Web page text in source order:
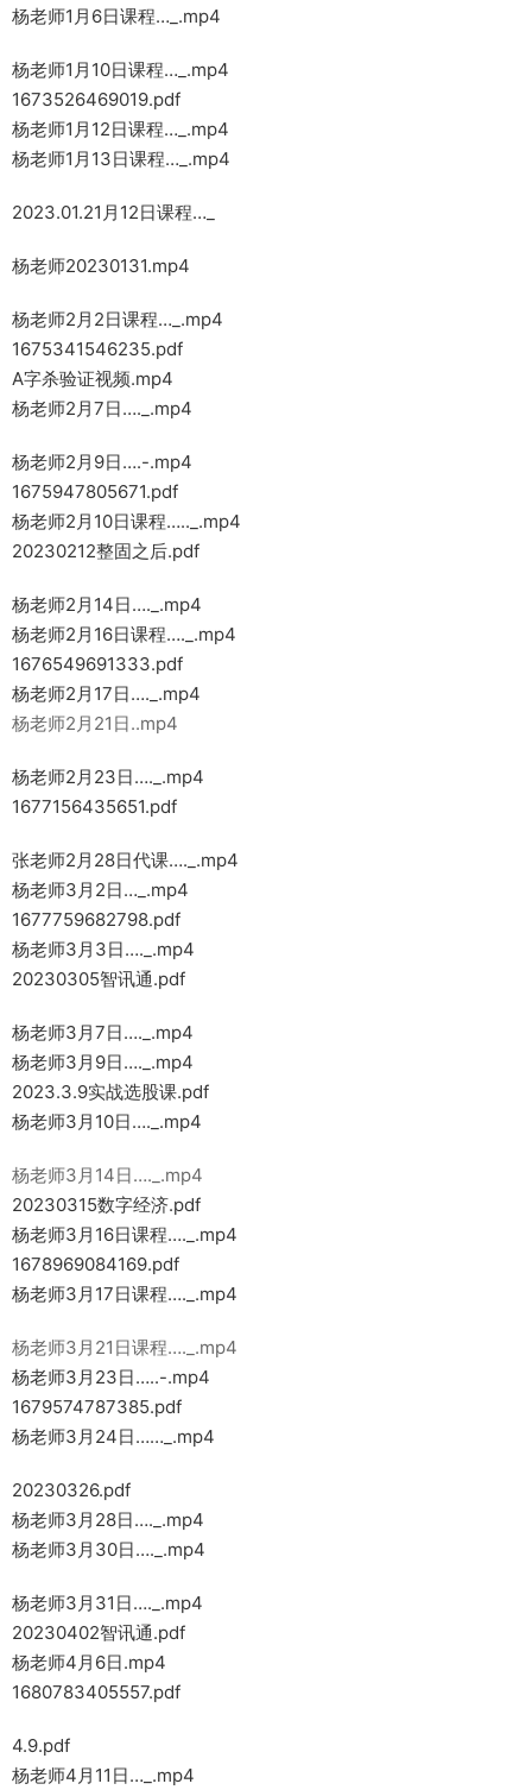
杨老师1月6日课程…_.mp4
杨老师1月10日课程…_.mp4
1673526469019.pdf
杨老师1月12日课程…_.mp4
杨老师1月13日课程…_.mp4
2023.01.21月12日课程…_
杨老师20230131.mp4
杨老师2月2日课程…_.mp4
1675341546235.pdf
A字杀验证视频.mp4
杨老师2月7日…._.mp4
杨老师2月9日….-.mp4
1675947805671.pdf
杨老师2月10日课程….._.mp4
20230212整固之后.pdf
杨老师2月14日…._.mp4
杨老师2月16日课程…._.mp4
1676549691333.pdf
杨老师2月17日…._.mp4
杨老师2月21日..mp4
杨老师2月23日…._.mp4
1677156435651.pdf
张老师2月28日代课…._.mp4
杨老师3月2日…_.mp4
1677759682798.pdf
杨老师3月3日…._.mp4
20230305智讯通.pdf
杨老师3月7日…._.mp4
杨老师3月9日…._.mp4
2023.3.9实战选股课.pdf
杨老师3月10日…._.mp4
杨老师3月14日…._.mp4
20230315数字经济.pdf
杨老师3月16日课程…._.mp4
1678969084169.pdf
杨老师3月17日课程…._.mp4
杨老师3月21日课程…._.mp4
杨老师3月23日…..-.mp4
1679574787385.pdf
杨老师3月24日……_.mp4
20230326.pdf
杨老师3月28日…._.mp4
杨老师3月30日…._.mp4
杨老师3月31日…._.mp4
20230402智讯通.pdf
杨老师4月6日.mp4
1680783405557.pdf
4.9.pdf
杨老师4月11日…_.mp4